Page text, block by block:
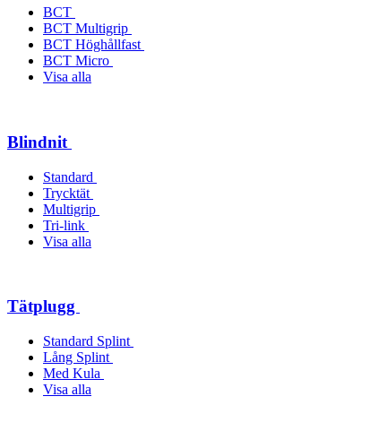
BCT
BCT Multigrip
BCT Höghållfast
BCT Micro
Visa alla
Blindnit
Standard
Trycktät
Multigrip
Tri-link
Visa alla
Tätplugg
Standard Splint
Lång Splint
Med Kula
Visa alla